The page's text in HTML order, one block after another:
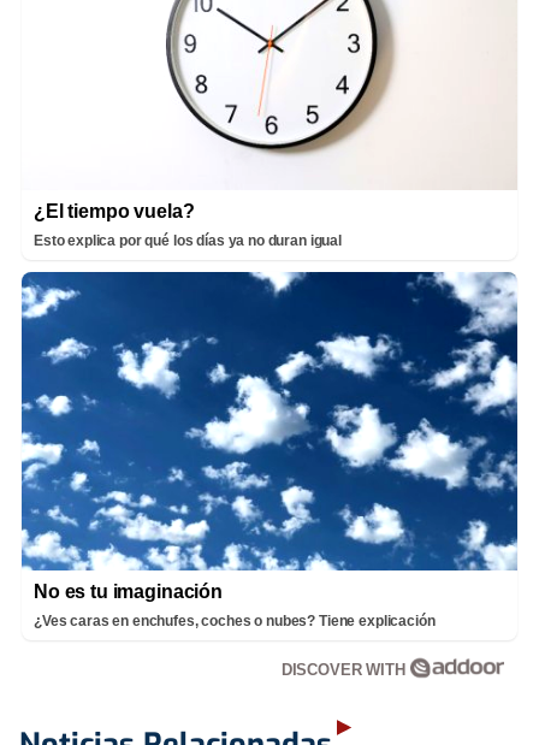
¿El tiempo vuela?
Esto explica por qué los días ya no duran igual
No es tu imaginación
¿Ves caras en enchufes, coches o nubes? Tiene explicación
DISCOVER WITH